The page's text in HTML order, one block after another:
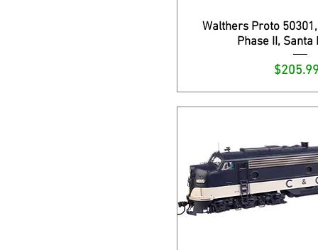
Walthers Proto 50301,
Phase II, Santa
Precio